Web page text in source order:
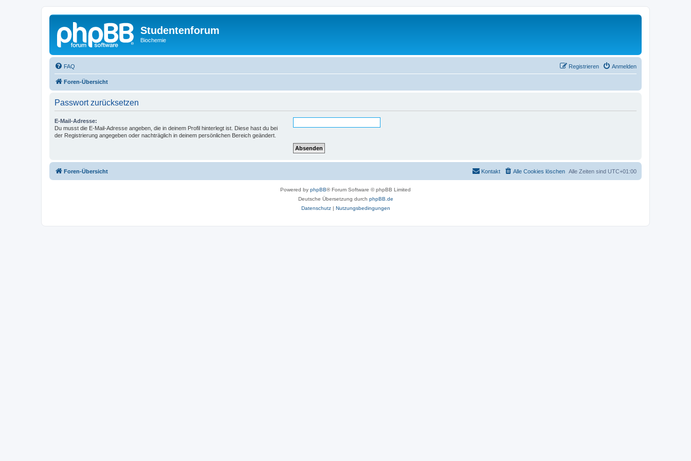
Studentenforum
Biochemie
FAQ Anmelden
Registrieren
Foren-Übersicht
Passwort zurücksetzen
E-Mail-Adresse:
Du musst die E-Mail-Adresse angeben, die in deinem Profil hinterlegt ist. Diese hast du bei
der Registrierung angegeben oder nachträglich in deinem persönlichen Bereich geändert.
Foren-Übersicht Alle Zeiten sind UTC+01:00
Alle Cookies löschen
Kontakt
Powered by phpBB® Forum Software © phpBB Limited
Deutsche Übersetzung durch phpBB.de
Datenschutz| Nutzungsbedingungen